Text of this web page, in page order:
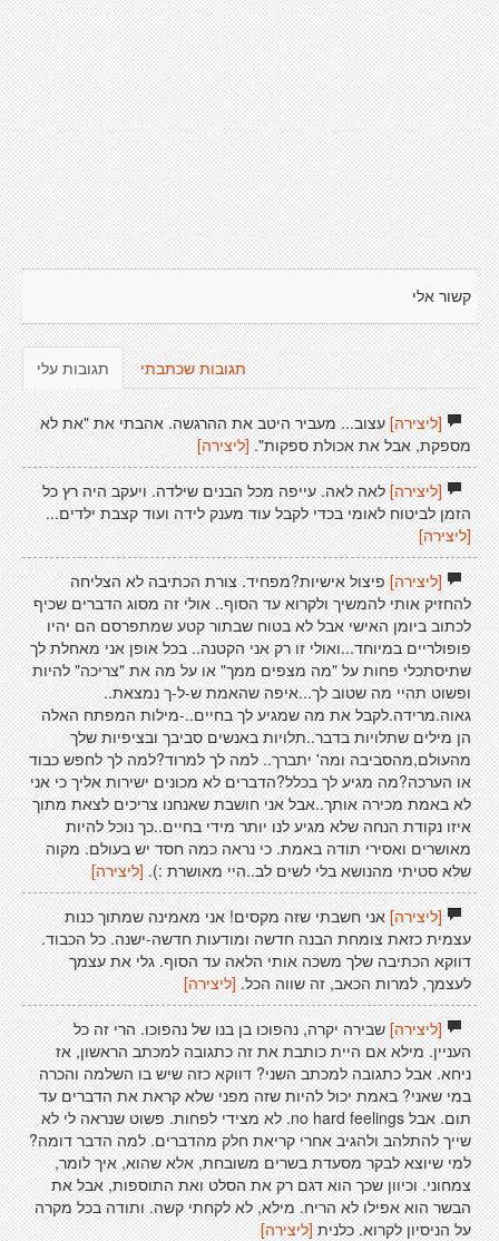
קשור אלי
תגובות עלי תגובות שכתבתי
[ליצירה]עצוב... מעביר היטב את ההרגשה. אהבתי את "את לא
מספקת, אבל את אכולת ספקות". [ליצירה]
[ליצירה]לאה לאה. עייפה מכל הבנים שילדה. ויעקב היה רץ כל
הזמן לביטוח לאומי בכדי לקבל עוד מענק לידה ועוד קצבת ילדים...
[ליצירה]
[ליצירה]פיצול אישיות?מפחיד. צורת הכתיבה לא הצליחה
להחזיק אותי להמשיך ולקרוא עד הסוף.. אולי זה מסוג הדברים שכיף
לכתוב ביומן האישי אבל לא בטוח שבתור קטע שמתפרסם הם יהיו
פופולריים במיוחד...ואולי זו רק אני הקטנה.. בכל אופן אני מאחלת לך
שתיסתכלי פחות על "מה מצפים ממך" או על מה את "צריכה" להיות
ופשוט תהיי מה שטוב לך...איפה שהאמת ש-ל-ך נמצאת..
גאוה.מרידה.לקבל את מה שמגיע לך בחיים..-מילות המפתח האלה
הן מילים שתלויות בדבר..תלויות באנשים סביבך ובציפיות שלך
מהעולם,מהסביבה ומה' יתברך.. למה לך למרוד?למה לך לחפש כבוד
או הערכה?מה מגיע לך בכלל?הדברים לא מכונים ישירות אליך כי אני
לא באמת מכירה אותך..אבל אני חושבת שאנחנו צריכים לצאת מתוך
איזו נקודת הנחה שלא מגיע לנו יותר מידי בחיים..כך נוכל להיות
מאושרים ואסירי תודה באמת. כי נראה כמה חסד יש בעולם. מקוה
שלא סטיתי מהנושא בלי לשים לב..היי מאושרת :). [ליצירה]
[ליצירה]אני חשבתי שזה מקסים! אני מאמינה שמתוך כנות
עצמית כזאת צומחת הבנה חדשה ומודעות חדשה-ישנה. כל הכבוד.
דווקא הכתיבה שלך משכה אותי הלאה עד הסוף. גלי את עצמך
לעצמך, למרות הכאב, זה שווה הכל. [ליצירה]
[ליצירה]שבירה יקרה, נהפוכו בן בנו של נהפוכו. הרי זה כל
העניין. מילא אם היית כותבת את זה כתגובה למכתב הראשון, אז
ניחא. אבל כתגובה למכתב השני? דווקא כזה שיש בו השלמה והכרה
במי שאני? באמת יכול להיות שזה מפני שלא קראת את הדברים עד
תום. אבל no hard feelings. לא מצידי לפחות. פשוט שנראה לי לא
שייך להתלהב ולהגיב אחרי קריאת חלק מהדברים. למה הדבר דומה?
למי שיוצא לבקר מסעדת בשרים משובחת, אלא שהוא, איך לומר,
צמחוני. וכיוון שכך הוא דגם רק את הסלט ואת התוספות, אבל את
הבשר הוא אפילו לא הריח. מילא, לא לקחתי קשה. ותודה בכל מקרה
על הניסיון לקרוא. כלנית [ליצירה]